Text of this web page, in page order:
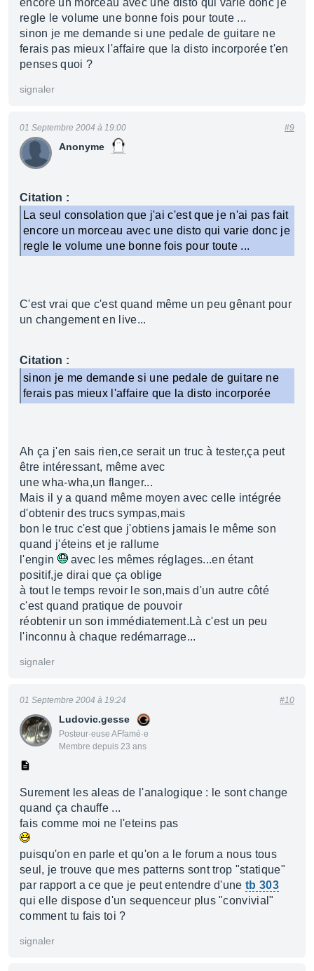
encore un morceau avec une disto qui varie donc je
regle le volume une bonne fois pour toute ...
sinon je me demande si une pedale de guitare ne
ferais pas mieux l'affaire que la disto incorporée t'en
penses quoi ?
signaler
Anonyme
01 Septembre 2004 à 19:00 #9
Citation :
La seul consolation que j'ai c'est que je n'ai pas fait
encore un morceau avec une disto qui varie donc je
regle le volume une bonne fois pour toute ...
C'est vrai que c'est quand même un peu gênant pour
un changement en live...
Citation :
sinon je me demande si une pedale de guitare ne
ferais pas mieux l'affaire que la disto incorporée
Ah ça j'en sais rien,ce serait un truc à tester,ça peut
être intéressant, même avec
une wha-wha,un flanger...
Mais il y a quand même moyen avec celle intégrée
d'obtenir des trucs sympas,mais
bon le truc c'est que j'obtiens jamais le même son
quand j'éteins et je rallume
l'engin
avec les mêmes réglages...en étant
positif,je dirai que ça oblige
à tout le temps revoir le son,mais d'un autre côté
c'est quand pratique de pouvoir
réobtenir un son immédiatement.Là c'est un peu
l'inconnu à chaque redémarrage...
signaler
Ludovic.gesse
Posteur·euse AFfamé·e
Membre depuis 23 ans
01 Septembre 2004 à 19:24 #10
Surement les aleas de l'analogique : le sont change
quand ça chauffe ...
fais comme moi ne l'eteins pas
puisqu'on en parle et qu'on a le forum a nous tous
seul, je trouve que mes patterns sont trop "statique"
par rapport a ce que je peut entendre d'unetb 303
qui elle dispose d'un sequenceur plus "convivial"
comment tu fais toi ?
signaler